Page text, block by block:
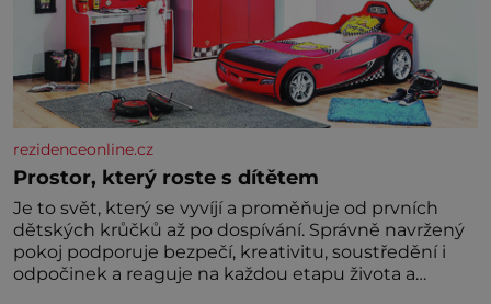
rezidenceonline.cz
Prostor, který roste s dítětem
Je to svět, který se vyvíjí a proměňuje od prvních
dětských krůčků až po dospívání. Správně navržený
pokoj podporuje bezpečí, kreativitu, soustředění i
odpočinek a reaguje na každou etapu života a